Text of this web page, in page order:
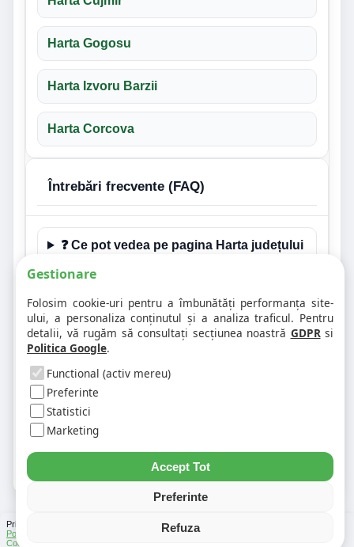
Harta Gogosu
Harta Izvoru Barzii
Harta Corcova
Întrebări frecvente (FAQ)
❓ Ce pot vedea pe pagina Harta județului
❓ Este aceasta și o pagină de hartă
rutieră pentru județul Mehedinti?
❓ Pot ajunge de aici la paginile
localităților?
❓ Unde găsesc codurile poștale și
Prin folosirea Chat-ului Privabon, intelegem ca esti de acord cu
Politica de confidentialitate
TestelefacuteCe urmeaza
Cod Postal
Gestionare
Folosim cookie-uri pentru a îmbunătăți performanța site-
ului, a personaliza conținutul și a analiza traficul. Pentru
detalii, vă rugăm să consultați secțiunea noastră GDPRsi
Politica Google.
Functional (activ mereu)
Preferinte
Statistici
Marketing
Accept Tot
Preferinte
Refuza